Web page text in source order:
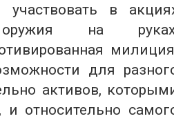
в
на
для
активов,
и относительно